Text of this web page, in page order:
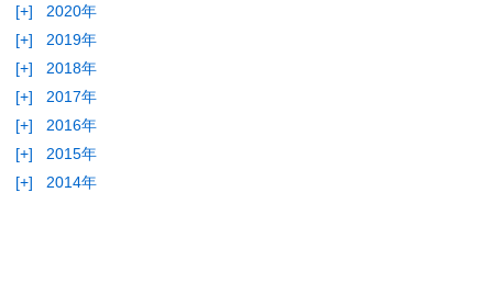
[+]
2020年
[+]
2019年
[+]
2018年
[+]
2017年
[+]
2016年
[+]
2015年
[+]
2014年